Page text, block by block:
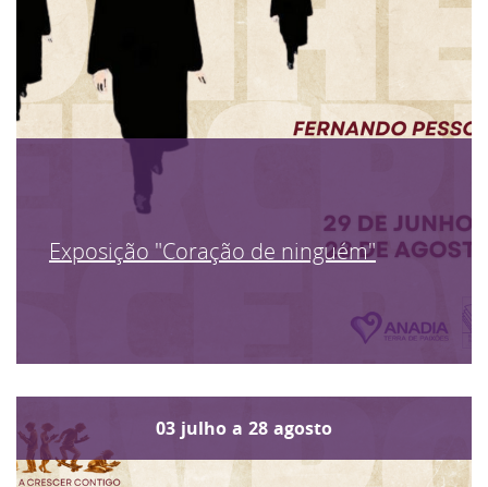
Exposição "Coração de ninguém"
03 julho a 28 agosto